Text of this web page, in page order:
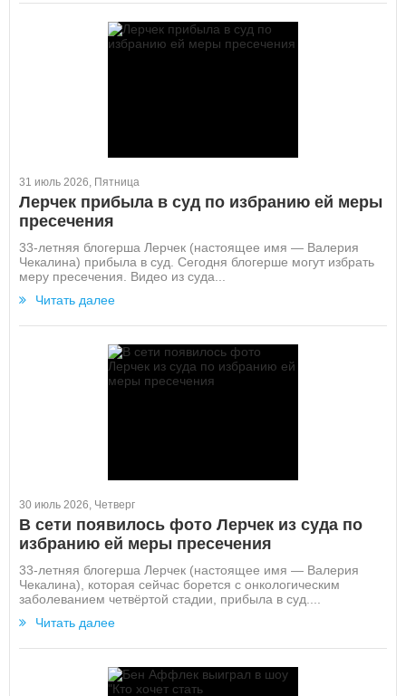
31 июль 2026, Пятница
Лерчек прибыла в суд по избранию ей меры
пресечения
33-летняя блогерша Лерчек (настоящее имя — Валерия
Чекалина) прибыла в суд. Сегодня блогерше могут избрать
меру пресечения. Видео из суда...
Читать далее
30 июль 2026, Четверг
В сети появилось фото Лерчек из суда по
избранию ей меры пресечения
33-летняя блогерша Лерчек (настоящее имя — Валерия
Чекалина), которая сейчас борется с онкологическим
заболеванием четвёртой стадии, прибыла в суд....
Читать далее